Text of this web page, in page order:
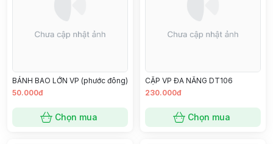
BÁNH BAO LỚN VP (phước đông)
50.000đ
Chọn mua
CẶP VP ĐA NĂNG DT106
230.000đ
Chọn mua